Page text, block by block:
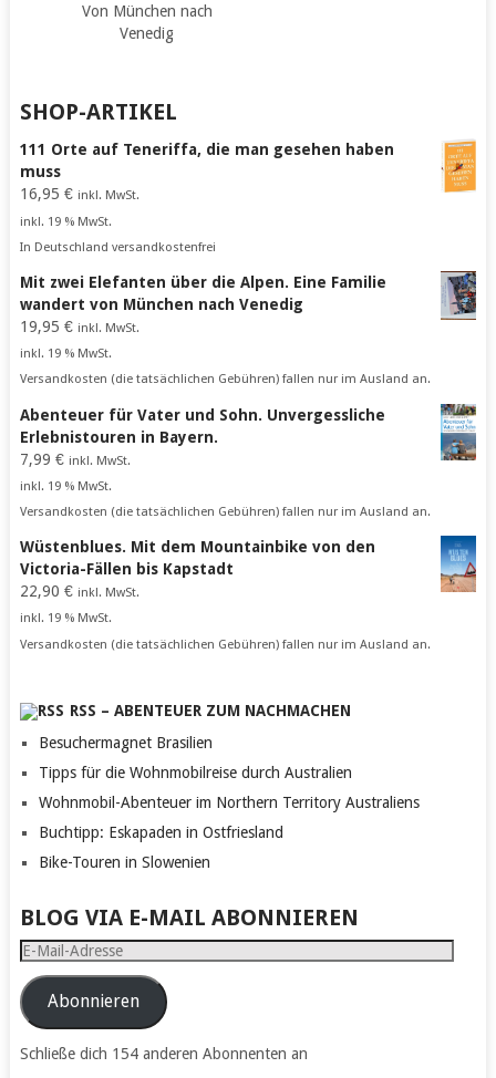
Von München nach
Venedig
SHOP-ARTIKEL
111 Orte auf Teneriffa, die man gesehen haben
muss
16,95 € inkl. MwSt.
inkl. 19 % MwSt.
In Deutschland versandkostenfrei
Mit zwei Elefanten über die Alpen. Eine Familie
wandert von München nach Venedig
19,95 € inkl. MwSt.
inkl. 19 % MwSt.
Versandkosten (die tatsächlichen Gebühren) fallen nur im Ausland an.
Abenteuer für Vater und Sohn. Unvergessliche
Erlebnistouren in Bayern.
7,99 € inkl. MwSt.
inkl. 19 % MwSt.
Versandkosten (die tatsächlichen Gebühren) fallen nur im Ausland an.
Wüstenblues. Mit dem Mountainbike von den
Victoria-Fällen bis Kapstadt
22,90 € inkl. MwSt.
inkl. 19 % MwSt.
Versandkosten (die tatsächlichen Gebühren) fallen nur im Ausland an.
RSS – ABENTEUER ZUM NACHMACHEN
Besuchermagnet Brasilien
Tipps für die Wohnmobilreise durch Australien
Wohnmobil-Abenteuer im Northern Territory Australiens
Buchtipp: Eskapaden in Ostfriesland
Bike-Touren in Slowenien
BLOG VIA E-MAIL ABONNIEREN
E-
Mail-
AdresseAbonnieren
Schließe dich 154 anderen Abonnenten an